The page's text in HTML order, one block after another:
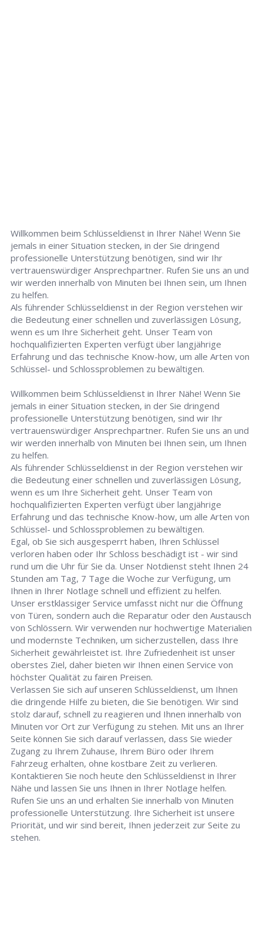
Willkommen beim Schlüsseldienst in Ihrer Nähe! Wenn Sie
jemals in einer Situation stecken, in der Sie dringend
professionelle Unterstützung benötigen, sind wir Ihr
vertrauenswürdiger Ansprechpartner. Rufen Sie uns an und
wir werden innerhalb von Minuten bei Ihnen sein, um Ihnen
zu helfen.
Als führender Schlüsseldienst in der Region verstehen wir
die Bedeutung einer schnellen und zuverlässigen Lösung,
wenn es um Ihre Sicherheit geht. Unser Team von
hochqualifizierten Experten verfügt über langjährige
Erfahrung und das technische Know-how, um alle Arten von
Schlüssel- und Schlossproblemen zu bewältigen.
Willkommen beim Schlüsseldienst in Ihrer Nähe! Wenn Sie
jemals in einer Situation stecken, in der Sie dringend
professionelle Unterstützung benötigen, sind wir Ihr
vertrauenswürdiger Ansprechpartner. Rufen Sie uns an und
wir werden innerhalb von Minuten bei Ihnen sein, um Ihnen
zu helfen.
Als führender Schlüsseldienst in der Region verstehen wir
die Bedeutung einer schnellen und zuverlässigen Lösung,
wenn es um Ihre Sicherheit geht. Unser Team von
hochqualifizierten Experten verfügt über langjährige
Erfahrung und das technische Know-how, um alle Arten von
Schlüssel- und Schlossproblemen zu bewältigen.
Egal, ob Sie sich ausgesperrt haben, Ihren Schlüssel
verloren haben oder Ihr Schloss beschädigt ist - wir sind
rund um die Uhr für Sie da. Unser Notdienst steht Ihnen 24
Stunden am Tag, 7 Tage die Woche zur Verfügung, um
Ihnen in Ihrer Notlage schnell und effizient zu helfen.
Unser erstklassiger Service umfasst nicht nur die Öffnung
von Türen, sondern auch die Reparatur oder den Austausch
von Schlössern. Wir verwenden nur hochwertige Materialien
und modernste Techniken, um sicherzustellen, dass Ihre
Sicherheit gewährleistet ist. Ihre Zufriedenheit ist unser
oberstes Ziel, daher bieten wir Ihnen einen Service von
höchster Qualität zu fairen Preisen.
Verlassen Sie sich auf unseren Schlüsseldienst, um Ihnen
die dringende Hilfe zu bieten, die Sie benötigen. Wir sind
stolz darauf, schnell zu reagieren und Ihnen innerhalb von
Minuten vor Ort zur Verfügung zu stehen. Mit uns an Ihrer
Seite können Sie sich darauf verlassen, dass Sie wieder
Zugang zu Ihrem Zuhause, Ihrem Büro oder Ihrem
Fahrzeug erhalten, ohne kostbare Zeit zu verlieren.
Kontaktieren Sie noch heute den Schlüsseldienst in Ihrer
Nähe und lassen Sie uns Ihnen in Ihrer Notlage helfen.
Rufen Sie uns an und erhalten Sie innerhalb von Minuten
professionelle Unterstützung. Ihre Sicherheit ist unsere
Priorität, und wir sind bereit, Ihnen jederzeit zur Seite zu
stehen.